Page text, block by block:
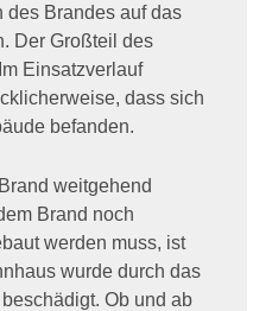
Brandes auf das
Der Großteil des
Einsatzverlauf
dass sich
befanden.
weitgehend
Brand noch
werden muss, ist
wurde durch das
Ob und ab